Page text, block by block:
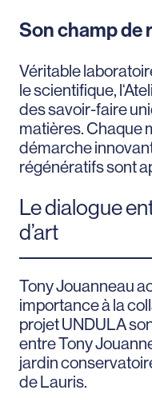
Son champ de
Véritable
le scientifique,
des savoir-faire
matières. Chaque
démarche
régénératifs sont
Le dialogue
d’art
Tony Jouanneau
importance à la
projet UNDULA
entre Tony
jardin
de Lauris.